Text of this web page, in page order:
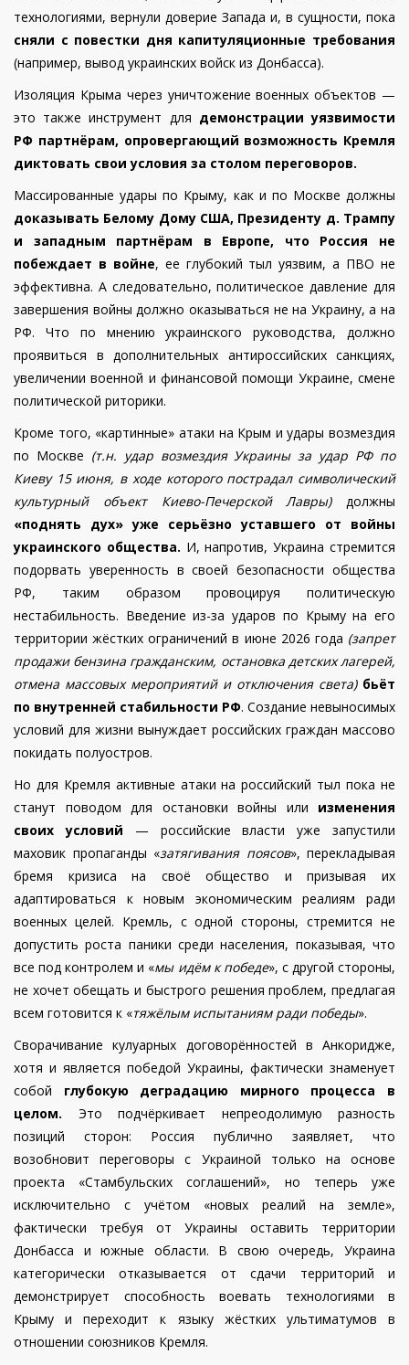
технологиями, вернули доверие Запада и, в сущности, пока
сняли с повестки дня капитуляционные требования
(например, вывод украинских войск из Донбасса).
Изоляция Крыма через уничтожение военных объектов —
это также инструмент для демонстрации уязвимости
РФ партнёрам, опровергающий возможность Кремля
диктовать свои условия за столом переговоров.
Массированные удары по Крыму, как и по Москве должны
доказывать Белому Дому США, Президенту д. Трампу
и западным партнёрам в Европе, что Россия не
побеждает в войне, ее глубокий тыл уязвим, а ПВО не
эффективна. А следовательно, политическое давление для
завершения войны должно оказываться не на Украину, а на
РФ. Что по мнению украинского руководства, должно
проявиться в дополнительных антироссийских санкциях,
увеличении военной и финансовой помощи Украине, смене
политической риторики.
Кроме того, «картинные» атаки на Крым и удары возмездия
по Москве (т.н. удар возмездия Украины за удар РФ по
Киеву 15 июня, в ходе которого пострадал символический
культурный объект Киево-Печерской Лавры)должны
«поднять дух» уже серьёзно уставшего от войны
украинского общества. И, напротив, Украина стремится
подорвать уверенность в своей безопасности общества
РФ, таким образом провоцируя политическую
нестабильность. Введение из-за ударов по Крыму на его
территории жёстких ограничений в июне 2026 года (запрет
продажи бензина гражданским, остановка детских лагерей,
отмена массовых мероприятий и отключения света) бьёт
по внутренней стабильности РФ. Создание невыносимых
условий для жизни вынуждает российских граждан массово
покидать полуостров.
Но для Кремля активные атаки на российский тыл пока не
станут поводом для остановки войны или изменения
своих условий — российские власти уже запустили
маховик пропаганды «затягивания поясов», перекладывая
бремя кризиса на своё общество и призывая их
адаптироваться к новым экономическим реалиям ради
военных целей. Кремль, с одной стороны, стремится не
допустить роста паники среди населения, показывая, что
все под контролем и «мы идём к победе», с другой стороны,
не хочет обещать и быстрого решения проблем, предлагая
всем готовится к «тяжёлым испытаниям ради победы».
Сворачивание кулуарных договорённостей в Анкоридже,
хотя и является победой Украины, фактически знаменует
собой глубокую деградацию мирного процесса в
целом. Это подчёркивает непреодолимую разность
позиций сторон: Россия публично заявляет, что
возобновит переговоры с Украиной только на основе
проекта «Стамбульских соглашений», но теперь уже
исключительно с учётом «новых реалий на земле»,
фактически требуя от Украины оставить территории
Донбасса и южные области. В свою очередь, Украина
категорически отказывается от сдачи территорий и
демонстрирует способность воевать технологиями в
Крыму и переходит к языку жёстких ультиматумов в
отношении союзников Кремля.